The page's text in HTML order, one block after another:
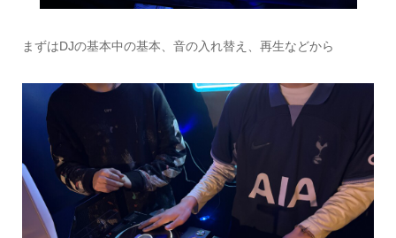
まずはDJの基本中の基本、音の入れ替え、再生などから